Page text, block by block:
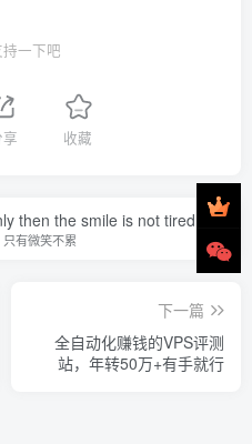
一下吧
享 收藏
then the smile is not tired.
有微笑不累
下一篇
全自动化赚钱的VPS评测
站，年转50万+有手就行